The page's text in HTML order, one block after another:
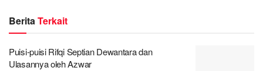
BeritaTerkait
Puisi-puisi Rifqi Septian Dewantara dan
Ulasannya oleh Azwar